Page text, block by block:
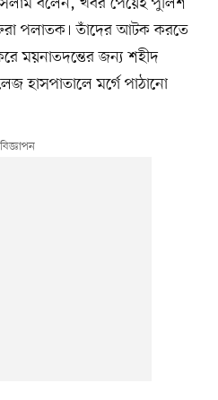
পলাতক। তাঁদের আটক করতে
ময়নাতদন্তের জন্য শহীদ
হাসপাতালে মর্গে পাঠানো